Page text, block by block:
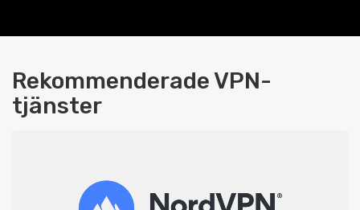
Rekommenderade VPN-
tjänster